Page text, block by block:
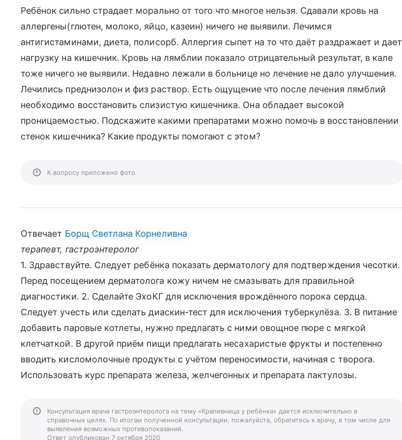
Ребёнок сильно страдает морально от того что многое нельзя. Сдавали кровь на
аллергены(глютен, молоко, яйцо, казеин) ничего не выявили. Лечимся
антигистаминами, диета, полисорб. Аллергия сыпет на то что даёт раздражает и дает
нагрузку на кишечник. Кровь на лямблии показало отрицательный результат, в кале
тоже ничего не выявили. Недавно лежали в больнице но лечение не дало улучшения.
Лечились преднизолон и физ раствор. Есть ощущение что после лечения лямблий
необходимо восстановить слизистую кишечника. Она обладает высокой
проницаемостью. Подскажите какими препаратами можно помочь в восстановлении
стенок кишечника? Какие продукты помогают с этом?
К вопросу приложено фото
Отвечает Борщ Светлана Корнеливна
терапевт, гастроэнтеролог
1. Здравствуйте. Следует ребёнка показать дерматологу для подтверждения чесотки.
Перед посещением дерматолога кожу ничем не смазывать для правильной
диагностики. 2. Сделайте ЭхоКГ для исключения врождённого порока сердца.
Следует учесть или сделать диаскин-тест для исключения туберкулёза. 3. В питание
добавить паровые котлеты, нужно предлагать с ними овощное пюре с мягкой
клетчаткой. В другой приём пищи предлагать несахаристые фрукты и постепенно
вводить кисломолочные продукты с учётом переносимости, начиная с творога.
Использовать курс препарата железа, желчегонных и препарата лактулозы.
Консультация врача гастроэнтеролога на тему «Крапивница у ребёнка» дается исключительно в
справочных целях. По итогам полученной консультации, пожалуйста, обратитесь к врачу, в том числе для
выявления возможных противопоказаний.
Ответ опубликован 7 октября 2020